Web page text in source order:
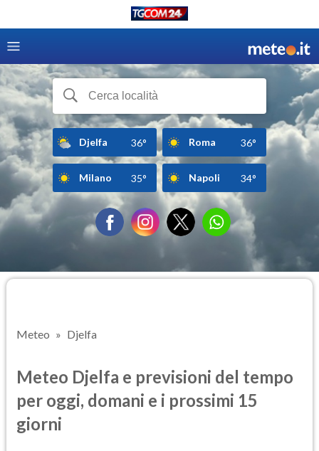
Djelfa 36° Roma 36°
Milano 35° Napoli 34°
Meteo Djelfa
Meteo Djelfa e previsioni del tempo
per oggi, domani e i prossimi 15
giorni